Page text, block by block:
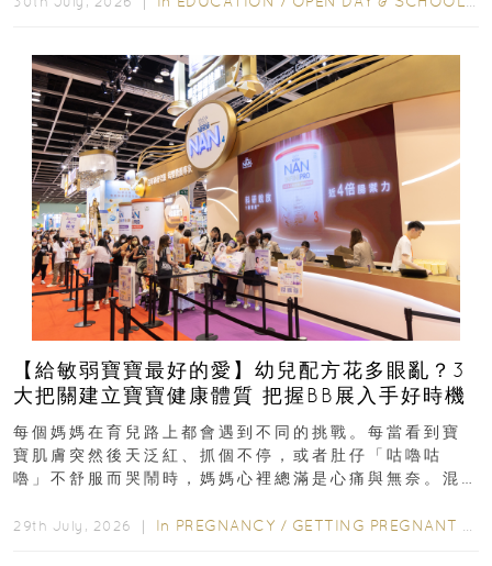
【給敏弱寶寶最好的愛】幼兒配方花多眼亂？3
大把關建立寶寶健康體質 把握BB展入手好時機
每個媽媽在育兒路上都會遇到不同的挑戰。每當看到寶
寶肌膚突然後天泛紅、抓個不停，或者肚仔「咕嚕咕
嚕」不舒服而哭鬧時，媽媽心裡總滿是心痛與無奈。混
29th July, 2026 ｜ In PREGNANCY / GETTING PREGNANT